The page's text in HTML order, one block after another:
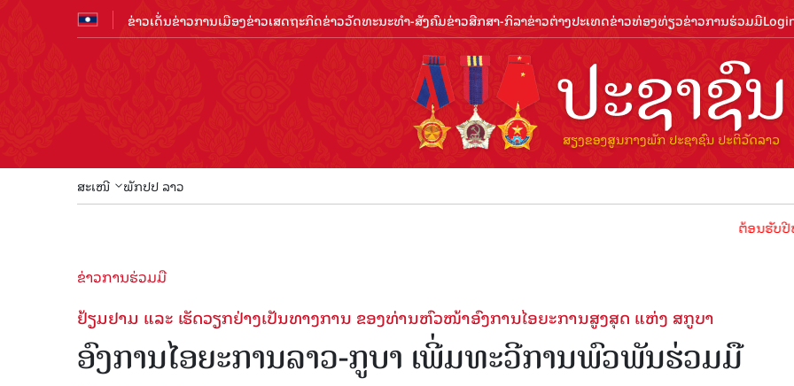
ຂ່າວເດັ່ນຂ່າວການເມືອງຂ່າວເສດຖະກິດຂ່າວວັດທະນະທຳ-ສັງຄົມຂ່າວສືກສາ-ກິລາຂ່າວຕ່າງປະເທດຂ່າວທ່ອງທ່ຽວຂ່າວການຮ່ວມມື
ສະເໜີ ພັກປປ ລາວ
ຕ້ອນຮັບປີທ່ອງທ່
ຂ່າວການຮ່ວມມື
ຢ້ຽມຢາມ ແລະ ເຮັດວຽກຢ່າງເປັນທາງການ ຂອງທ່ານຫົວໜ້າອົງການໄອຍະການສູງສຸດ ແຫ່ງ ສກູບາ
ອົງການໄອຍະການລາວ-ກູບາ ເພີ່ມທະວີການພົວພັນຮ່ວມມື